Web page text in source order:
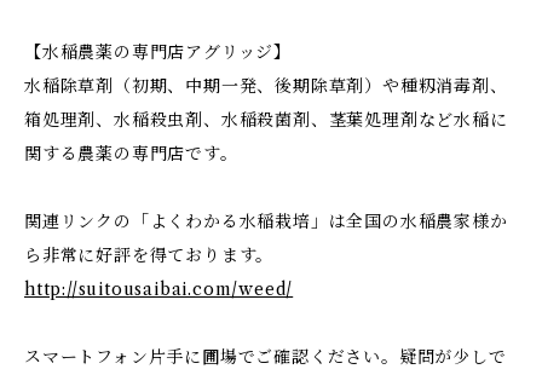
【水稲農薬の専門店アグリッジ】
水稲除草剤（初期、中期一発、後期除草剤）や種籾消毒剤、
箱処理剤、水稲殺虫剤、水稲殺菌剤、茎葉処理剤など水稲に
関する農薬の専門店です。
関連リンクの「よくわかる水稲栽培」は全国の水稲農家様か
ら非常に好評を得ております。
http://suitousaibai.com/weed/
スマートフォン片手に圃場でご確認ください。疑問が少しで